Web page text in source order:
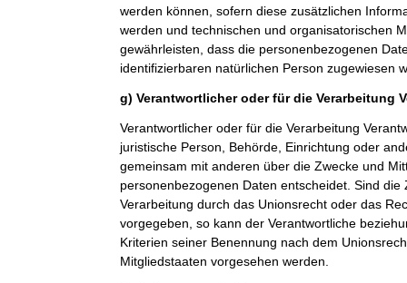
werden können, sofern diese zusätzlichen
werden und technischen und organisatorischen
gewährleisten, dass die personenbezogenen
identifizierbaren natürlichen Person zugewiesen
g) Verantwortlicher oder für die Verarbeitung
Verantwortlicher oder für die Verarbeitung
juristische Person, Behörde, Einrichtung oder
gemeinsam mit anderen über die Zwecke und
personenbezogenen Daten entscheidet. Sind die
Verarbeitung durch das Unionsrecht oder das
vorgegeben, so kann der Verantwortliche
Kriterien seiner Benennung nach dem
Mitgliedstaaten vorgesehen werden.